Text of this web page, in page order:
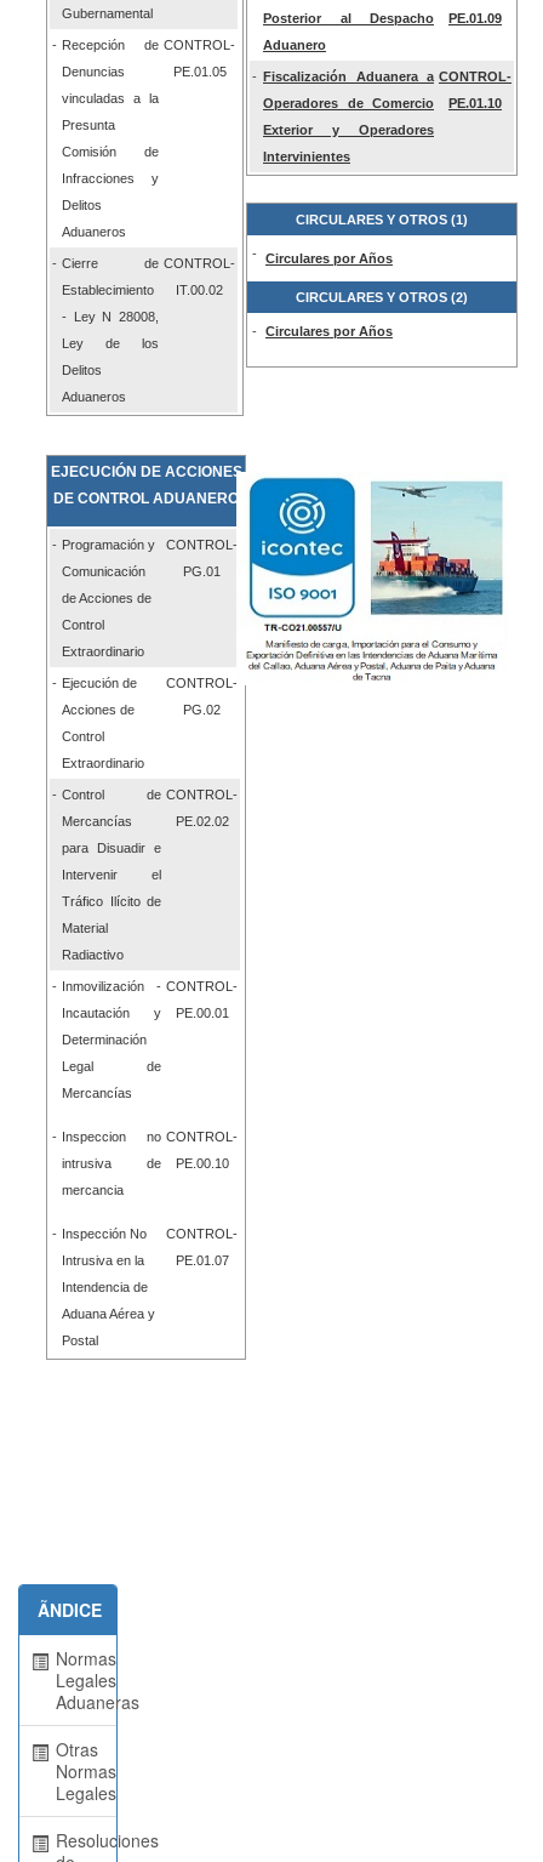
Gubernamental
- Recepción de
Denuncias
vinculadas a la
Presunta
Comisión de
Infracciones y
Delitos
Aduaneros
CONTROL -
PE.01.05
- Cierre de
Establecimiento
- Ley N 28008,
Ley de los
Delitos
Aduaneros
CONTROL-
IT.00.02
EJECUCIÓN DE ACCIONES
DE CONTROL ADUANERO
- Programación y
Comunicación
de Acciones de
Control
Extraordinario
CONTROL-
PG .01
- Ejecución de
Acciones de
Control
Extraordinario
CONTROL-
PG .02
- Control de
Mercancías
para Disuadir e
Intervenir el
Tráfico Ilícito de
Material
Radiactivo
CONTROL-
PE.02.02
- Inmovilización -
Incautación y
Determinación
Legal de
Mercancías
CONTROL-
PE.00.01
- Inspeccion no
intrusiva de
mercancia
CONTROL-
PE.00. 10
- Inspección No
Intrusiva en la
Intendencia de
Aduana Aérea y
Postal
CONTROL-
PE.01.07
Posterior al Despacho
Aduanero
PE.01.09
- Fiscalización Aduanera a
Operadores de Comercio
Exterior y Operadores
Intervinientes
CONTROL-
PE.01.10
CIRCULARES Y OTROS (1)
- Circulares por Años
CIRCULARES Y OTROS (2)
- Circulares por Años
ÃNDICE
Normas
Legales
Aduaneras
Otras
Normas
Legales
Resoluciones